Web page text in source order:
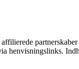
henvisningslinks.